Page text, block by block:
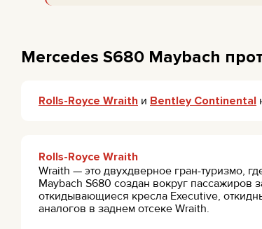
Mercedes S680 Maybach
Rolls-Royce Wraith и Bentley Continental
Rolls-Royce Wraith
Wraith — это двухдверное гран-туризмо,
Maybach S680 создан вокруг пассажиров
откидывающиеся кресла Executive,
аналогов в заднем отсеке Wraith.